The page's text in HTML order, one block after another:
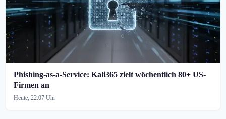
Phishing-as-a-Service: Kali365 zielt wöchentlich 80+ US-
Firmen an
Heute, 22:07 Uhr